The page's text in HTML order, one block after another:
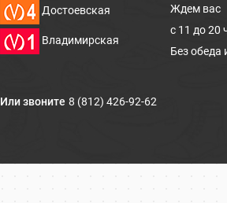
Достоевская
Владимирская
Ждем вас
с 11 до 20
Без обеда
Или звоните 8 (812) 426-92-62